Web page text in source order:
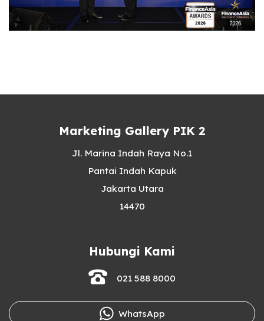
Marketing Gallery PIK 2
Jl. Marina Indah Raya No.1
Pantai Indah Kapuk
Jakarta Utara
14470
Hubungi Kami
021 588 8000
WhatsApp